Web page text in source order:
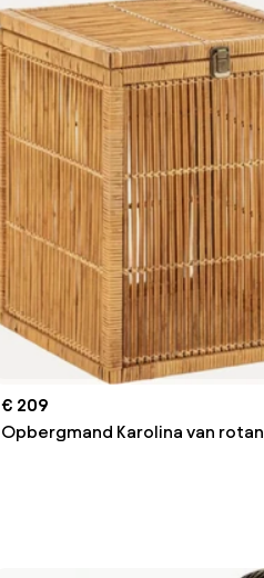
€ 209
Opbergmand Karolina van rotan